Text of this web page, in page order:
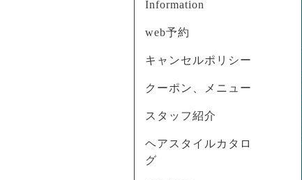
Information
web予約
キャンセルポリシー
クーポン、メニュー
スタッフ紹介
ヘアスタイルカタロ
グ